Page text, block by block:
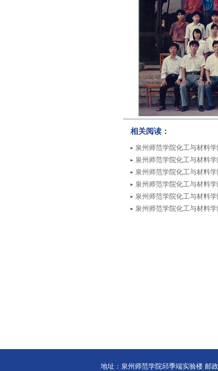
相关阅读：
泉州师范学院化工与材料
闽台高校联合培养人才项
泉州师范学院化工与材料
泉州师范学院化工与材料
类）
泉州师范学院化工与材料
泉州师范学院化工与材料
泉州师范学院化工与材料
地址：泉州师范学院邱季端实验楼 邮